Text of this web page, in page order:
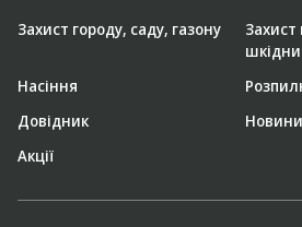
Захист городу, саду, газону
Захист
Насіння
Довідник
Новини
Акції